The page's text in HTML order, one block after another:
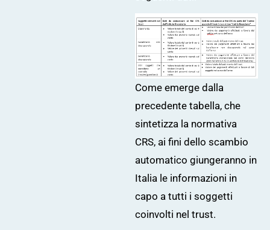
Come emerge dalla
precedente tabella, che
sintetizza la normativa
CRS, ai fini dello scambio
automatico giungeranno in
Italia le informazioni in
capo a tutti i soggetti
coinvolti nel trust.